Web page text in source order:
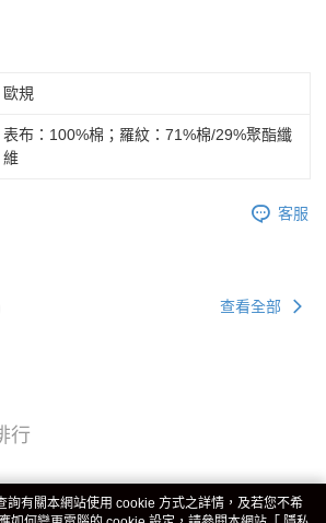
歐規
表布：100%棉；羅紋：71%棉/29%聚酯纖
維
客服
查看全部
行
詢有關本網站使用 cookie 方式之詳情，及若您不希